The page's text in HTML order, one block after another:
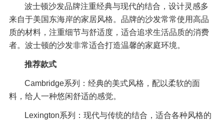
波士顿沙发品牌注重经典与现代的结合，设计灵感多
来自于美国东海岸的家居风格。品牌的沙发常常使用高品
质的材料，注重细节与舒适度，适合追求生活品质的消费
者。波士顿的沙发非常适合打造温馨的家庭环境。
推荐款式
Cambridge系列：经典的美式风格，配以柔软的面
料，给人一种悠闲舒适的感觉。
Lexington系列：现代与传统的结合，适合各种风格的